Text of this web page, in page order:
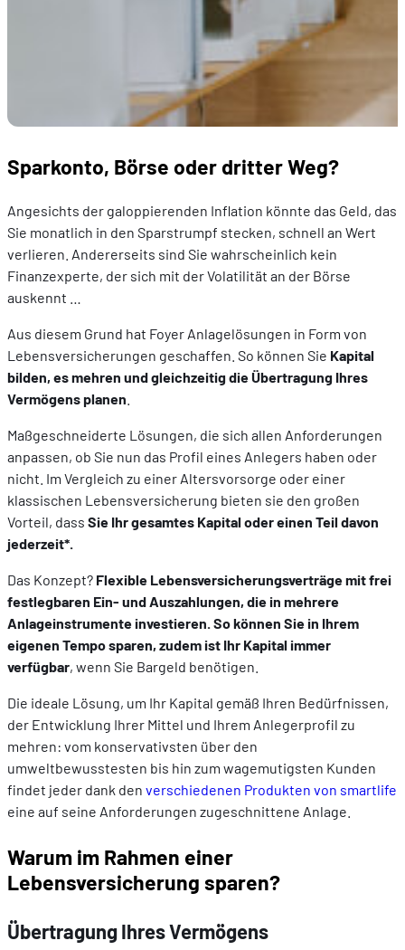
Sparkonto, Börse oder dritter Weg?
Angesichts der galoppierenden Inflation könnte das Geld, das
Sie monatlich in den Sparstrumpf stecken, schnell an Wert
verlieren. Andererseits sind Sie wahrscheinlich kein
Finanzexperte, der sich mit der Volatilität an der Börse
auskennt …
Aus diesem Grund hat Foyer Anlagelösungen in Form von
Lebensversicherungen geschaffen. So können Sie Kapital
bilden, es mehren und gleichzeitig die Übertragung Ihres
Vermögens planen
Maßgeschneiderte Lösungen, die sich allen Anforderungen
anpassen, ob Sie nun das Profil eines Anlegers haben oder
nicht. Im Vergleich zu einer Altersvorsorge oder einer
klassischen Lebensversicherung bieten sie den großen
Vorteil, dass Sie Ihr gesamtes Kapital oder einen Teil davon
jederzeit*.
Das Konzept? Flexible Lebensversicherungsverträge mit frei
festlegbaren Ein- und Auszahlungen, die in mehrere
Anlageinstrumente investieren. So können Sie in Ihrem
eigenen Tempo sparen, zudem ist Ihr Kapital immer
verfügbar, wenn Sie Bargeld benötigen.
Die ideale Lösung, um Ihr Kapital gemäß Ihren Bedürfnissen,
der Entwicklung Ihrer Mittel und Ihrem Anlegerprofil zu
mehren: vom konservativsten über den
umweltbewusstesten bis hin zum wagemutigsten Kunden
findet jeder dank den verschiedenen Produkten von smartlife
eine auf seine Anforderungen zugeschnittene Anlage.
Warum im Rahmen einer
Lebensversicherung sparen?
Übertragung Ihres Vermögens